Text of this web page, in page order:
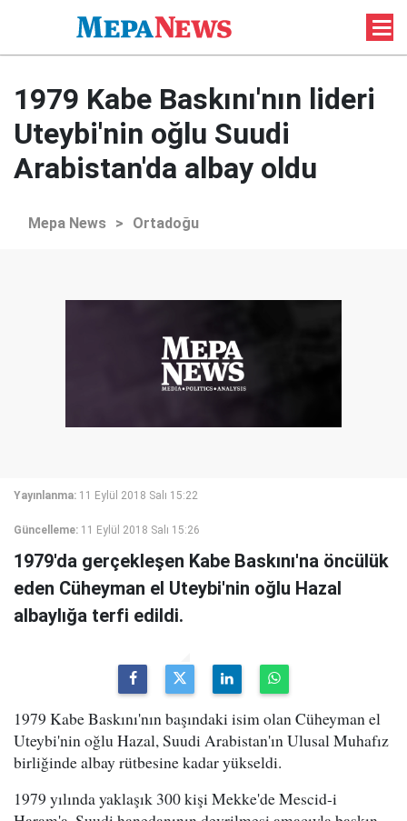
1979 Kabe Baskını'nın lideri
Uteybi'nin oğlu Suudi
Arabistan'da albay oldu
Mepa News > Ortadoğu
Yayınlanma: 11 Eylül 2018 Salı 15:22
Güncelleme: 11 Eylül 2018 Salı 15:26
1979'da gerçekleşen Kabe Baskını'na öncülük
eden Cüheyman el Uteybi'nin oğlu Hazal
albaylığa terfi edildi.
1979 Kabe Baskını'nın başındaki isim olan Cüheyman el
Uteybi'nin oğlu Hazal, Suudi Arabistan'ın Ulusal Muhafız
birliğinde albay rütbesine kadar yükseldi.
1979 yılında yaklaşık 300 kişi Mekke'de Mescid-i